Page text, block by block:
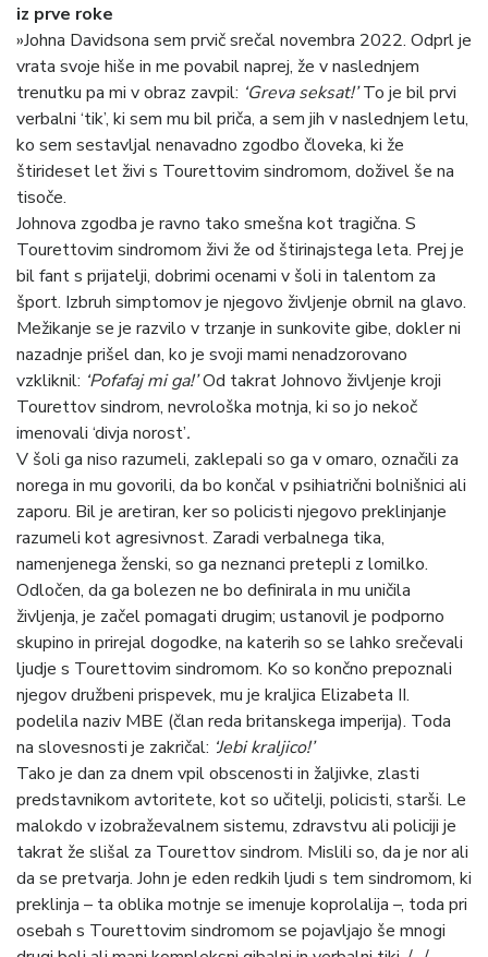
iz prve roke
»Johna Davidsona sem prvič srečal novembra 2022. Odprl je
vrata svoje hiše in me povabil naprej, že v naslednjem
trenutku pa mi v obraz zavpil: ‘Greva seksat!’To je bil prvi
verbalni ‘tik’, ki sem mu bil priča, a sem jih v naslednjem letu,
ko sem sestavljal nenavadno zgodbo človeka, ki že
štirideset let živi s Tourettovim sindromom, doživel še na
tisoče.
Johnova zgodba je ravno tako smešna kot tragična. S
Tourettovim sindromom živi že od štirinajstega leta. Prej je
bil fant s prijatelji, dobrimi ocenami v šoli in talentom za
šport. Izbruh simptomov je njegovo življenje obrnil na glavo.
Mežikanje se je razvilo v trzanje in sunkovite gibe, dokler ni
nazadnje prišel dan, ko je svoji mami nenadzorovano
vzkliknil: ‘Pofafaj mi ga!’Od takrat Johnovo življenje kroji
Tourettov sindrom, nevrološka motnja, ki so jo nekoč
imenovali ‘divja norost’.
V šoli ga niso razumeli, zaklepali so ga v omaro, označili za
norega in mu govorili, da bo končal v psihiatrični bolnišnici ali
zaporu. Bil je aretiran, ker so policisti njegovo preklinjanje
razumeli kot agresivnost. Zaradi verbalnega tika,
namenjenega ženski, so ga neznanci pretepli z lomilko.
Odločen, da ga bolezen ne bo definirala in mu uničila
življenja, je začel pomagati drugim; ustanovil je podporno
skupino in prirejal dogodke, na katerih so se lahko srečevali
ljudje s Tourettovim sindromom. Ko so končno prepoznali
njegov družbeni prispevek, mu je kraljica Elizabeta II.
podelila naziv MBE (član reda britanskega imperija). Toda
na slovesnosti je zakričal: ‘Jebi kraljico!’
Tako je dan za dnem vpil obscenosti in žaljivke, zlasti
predstavnikom avtoritete, kot so učitelji, policisti, starši. Le
malokdo v izobraževalnem sistemu, zdravstvu ali policiji je
takrat že slišal za Tourettov sindrom. Mislili so, da je nor ali
da se pretvarja. John je eden redkih ljudi s tem sindromom, ki
preklinja – ta oblika motnje se imenuje koprolalija –, toda pri
osebah s Tourettovim sindromom se pojavljajo še mnogi